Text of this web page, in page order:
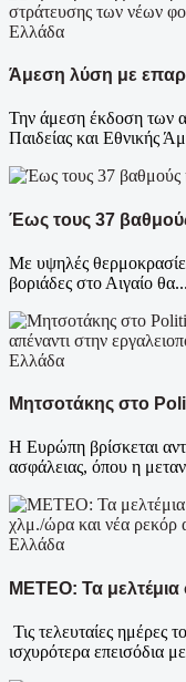
Ελλάδα
Άμεση λύση με
Την άμεση έκδοση των
Παιδείας και Εθνικής
Έως τους 37
Με υψηλές
βοριάδες στο Αιγαίο θα...
Ελλάδα
Μητσοτάκης στο
Η Ευρώπη βρίσκεται
ασφάλειας, όπου η
Ελλάδα
ΜΕΤΕΟ: Τα
Τις τελευταίες ημέρες
ισχυρότερα επεισόδια